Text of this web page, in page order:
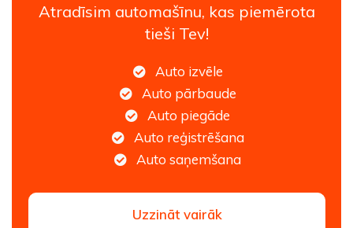
Atradīsim automašīnu, kas piemērota
tieši Tev!
Auto izvēle
Auto pārbaude
Auto piegāde
Auto reģistrēšana
Auto saņemšana
Uzzināt vairāk